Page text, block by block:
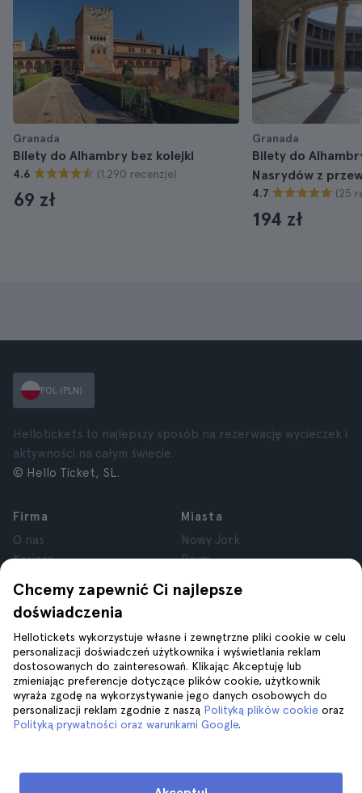
Granada
Bilety do Alhambry bez kolejki
4.6 (1.290 recenzje)
69 zł
Granada
Bilety do
Nasrydów z
4.7 (25
194 zł
Chcemy zapewnić Ci najlepsze
doświadczenia
Hellotickets wykorzystuje własne i zewnętrzne pliki cookie w celu
personalizacji doświadczeń użytkownika i wyświetlania reklam
dostosowanych do zainteresowań. Klikając Akceptuję lub
zmieniając preferencje dotyczące plików cookie, użytkownik
wyraża zgodę na wykorzystywanie jego danych osobowych do
personalizacji reklam zgodnie z naszą Polityką plików cookie oraz
Polityką prywatności oraz warunkami Google.
POL (PLN)
Hellotickets to najlepszy sposób na rezerwację wycieczek i
aktywności na całym świecie.
© Hello Ticket, SL.
Firma
O nas
Kariera
Recenzje
Prywatność
Regulamin
Informacje prawne
Pliki cookie
Miasta
Nowy Jork
Rzym
Londyn
Kraków
Tenerife
Pomoc
Dołącz do nas na